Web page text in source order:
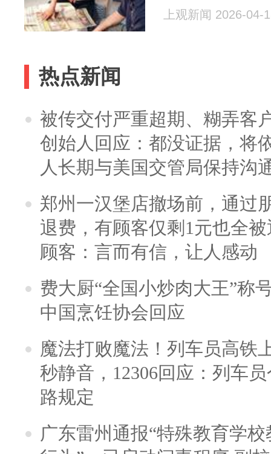
上观新闻 2026-04-
热点新闻
被传交付严重超期、糊弄客
创始人回应：都没证据，将
人长期与美国交管局保持沟
郑州一汉堡店撤场前，通过
退费，有顾客仅剩1元也全
顾客：言而有信，让人感动
费大厨“全国小炒肉大王”称
中国烹饪协会回应
魔法打败魔法！列车员高铁
秒静音，12306回应：列车
路规定
广东雷州通报“特殊教育学